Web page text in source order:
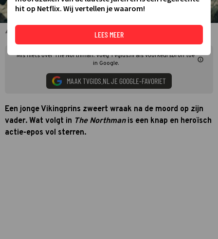
Alexander Skarsgård als Amleth in The Northman
Mis niets over The Northman. Voeg TVgids.nl als voorkeursbron toe
in Google.
MAAK TVGIDS.NL JE GOOGLE-FAVORIET
Een jonge Vikingprins zweert wraak na de moord op zijn
vader. Wat volgt in The Northmanis een knap en heroïsch
actie-epos vol sterren.
hit op Netflix. Wij vertellen je waarom!
LEES MEER